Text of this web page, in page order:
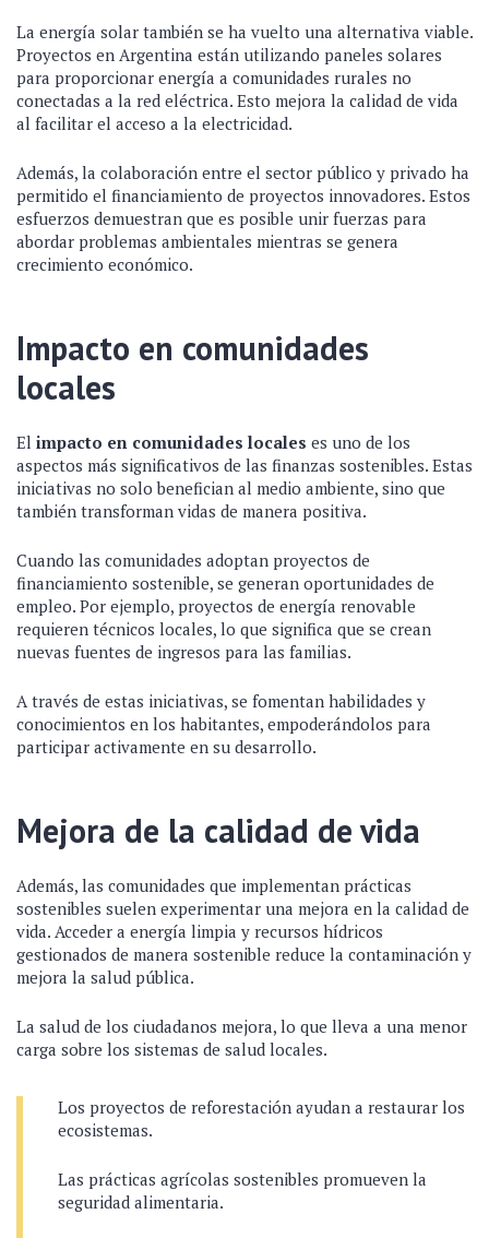
La energía solar también se ha vuelto una alternativa viable.
Proyectos en Argentina están utilizando paneles solares
para proporcionar energía a comunidades rurales no
conectadas a la red eléctrica. Esto mejora la calidad de vida
al facilitar el acceso a la electricidad.
Además, la colaboración entre el sector público y privado ha
permitido el financiamiento de proyectos innovadores. Estos
esfuerzos demuestran que es posible unir fuerzas para
abordar problemas ambientales mientras se genera
crecimiento económico.
Impacto en comunidades
locales
El impacto en comunidades locales es uno de los
aspectos más significativos de las finanzas sostenibles. Estas
iniciativas no solo benefician al medio ambiente, sino que
también transforman vidas de manera positiva.
Cuando las comunidades adoptan proyectos de
financiamiento sostenible, se generan oportunidades de
empleo. Por ejemplo, proyectos de energía renovable
requieren técnicos locales, lo que significa que se crean
nuevas fuentes de ingresos para las familias.
A través de estas iniciativas, se fomentan habilidades y
conocimientos en los habitantes, empoderándolos para
participar activamente en su desarrollo.
Mejora de la calidad de vida
Además, las comunidades que implementan prácticas
sostenibles suelen experimentar una mejora en la calidad de
vida. Acceder a energía limpia y recursos hídricos
gestionados de manera sostenible reduce la contaminación y
mejora la salud pública.
La salud de los ciudadanos mejora, lo que lleva a una menor
carga sobre los sistemas de salud locales.
Los proyectos de reforestación ayudan a restaurar los
ecosistemas.
Las prácticas agrícolas sostenibles promueven la
seguridad alimentaria.